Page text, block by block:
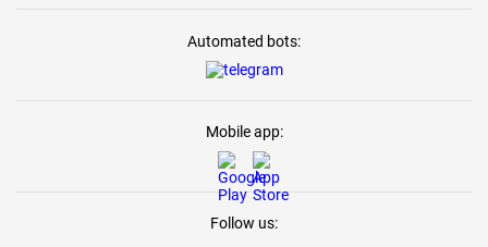
Automated bots:
Mobile app:
Follow us: